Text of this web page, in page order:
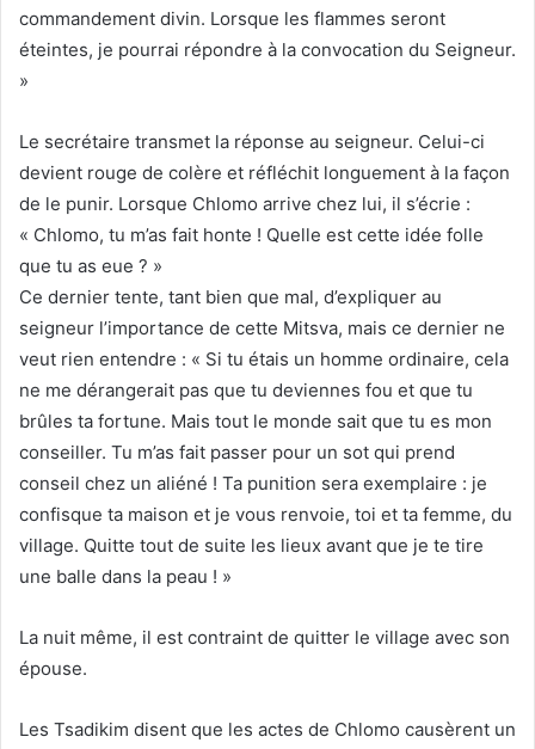
commandement divin. Lorsque les flammes seront
éteintes, je pourrai répondre à la convocation du Seigneur.
»
Le secrétaire transmet la réponse au seigneur. Celui-ci
devient rouge de colère et réfléchit longuement à la façon
de le punir. Lorsque Chlomo arrive chez lui, il s’écrie :
« Chlomo, tu m’as fait honte ! Quelle est cette idée folle
que tu as eue ? »
Ce dernier tente, tant bien que mal, d’expliquer au
seigneur l’importance de cette Mitsva, mais ce dernier ne
veut rien entendre : « Si tu étais un homme ordinaire, cela
ne me dérangerait pas que tu deviennes fou et que tu
brûles ta fortune. Mais tout le monde sait que tu es mon
conseiller. Tu m’as fait passer pour un sot qui prend
conseil chez un aliéné ! Ta punition sera exemplaire : je
confisque ta maison et je vous renvoie, toi et ta femme, du
village. Quitte tout de suite les lieux avant que je te tire
une balle dans la peau ! »
La nuit même, il est contraint de quitter le village avec son
épouse.
Les Tsadikim disent que les actes de Chlomo causèrent un